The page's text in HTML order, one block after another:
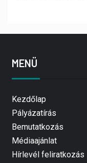
MENÜ
Kezdőlap
Pályázatírás
Bemutatkozás
Médiaajánlat
Hírlevél feliratkozás